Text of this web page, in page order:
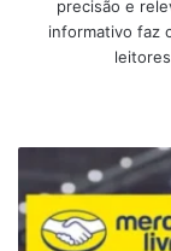
precisão e
informativo faz